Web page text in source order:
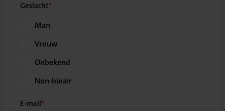
Geslacht
Man
Vrouw
Onbekend
Non-binair
E-mail